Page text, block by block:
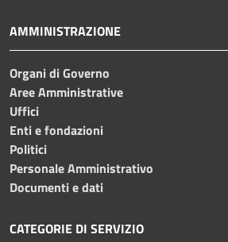
AMMINISTRAZIONE
Organi di Governo
Aree Amministrative
Uffici
Enti e fondazioni
Politici
Personale Amministrativo
Documenti e dati
CATEGORIE DI SERVIZIO